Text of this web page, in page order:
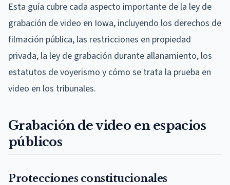
Esta guía cubre cada aspecto importante de la ley de
grabación de video en Iowa, incluyendo los derechos de
filmación pública, las restricciones en propiedad
privada, la ley de grabación durante allanamiento, los
estatutos de voyerismo y cómo se trata la prueba en
video en los tribunales.
Grabación de video en espacios
públicos
Protecciones constitucionales